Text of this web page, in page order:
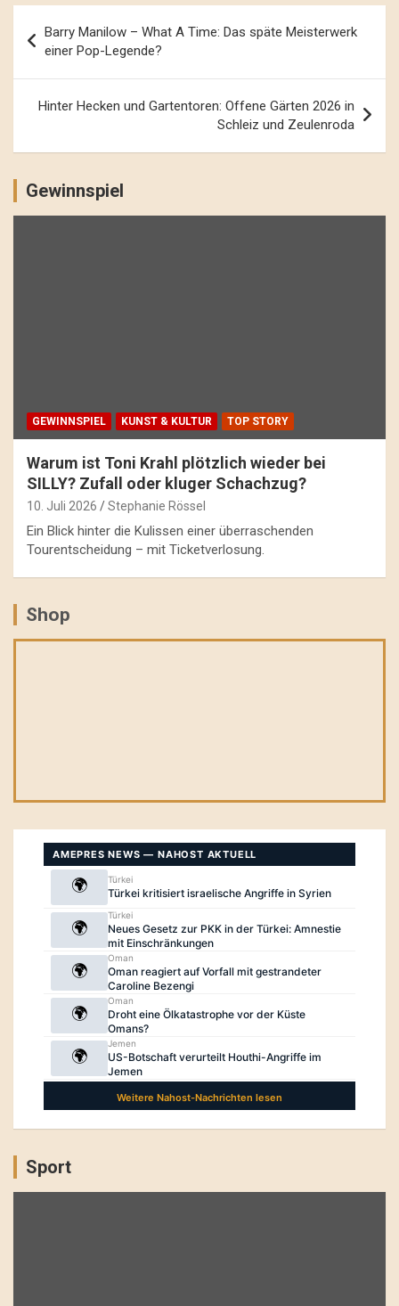
Navigation
Barry Manilow – What A Time: Das späte Meisterwerk
einer Pop-Legende?
Hinter Hecken und Gartentoren: Offene Gärten 2026 in
Schleiz und Zeulenroda
Gewinnspiel
GEWINNSPIEL KUNST & KULTUR TOP STORY
Warum ist Toni Krahl plötzlich wieder bei
SILLY? Zufall oder kluger Schachzug?
10. Juli 2026 Stephanie Rössel
Ein Blick hinter die Kulissen einer überraschenden
Tourentscheidung – mit Ticketverlosung.
Shop
Sport